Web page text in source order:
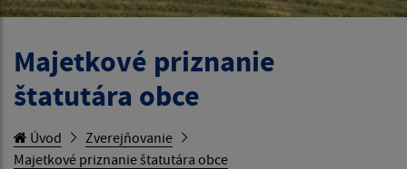
Majetkové priznanie
štatutára obce
Úvod
Zverejňovanie
Majetkové priznanie štatutára obce